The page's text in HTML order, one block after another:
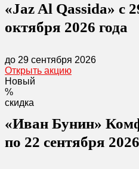
«Jaz Al Qassida» с
октября 2026 года
до 29 сентября 2026
Открыть акцию
Новый
%
скидка
«Иван Бунин»
по 22 сентября